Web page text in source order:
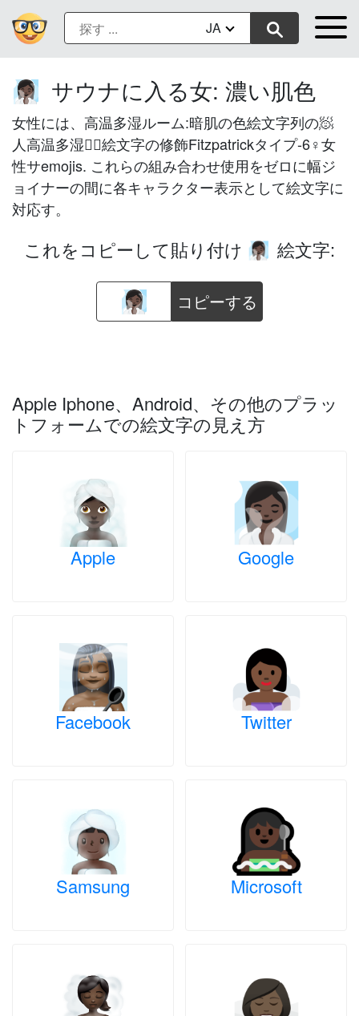
JA
🧖🏿‍♀️ サウナに入る女: 濃い肌色
女性には、高温多湿ルーム:暗肌の色絵文字列の🧖
人高温多湿室🏿絵文字の修飾Fitzpatrickタイプ-6♀女
性サemojis. これらの組み合わせ使用をゼロに幅ジ
ョイナーの間に各キャラクター表示として絵文字に
対応す。
これをコピーして貼り付け 🧖🏿‍♀️ 絵文字:
コピーする
Apple Iphone、Android、その他のプラッ
トフォームでの絵文字の見え方
Apple Google
Facebook Twitter
Samsung Microsoft